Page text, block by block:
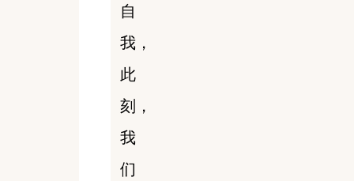
自
我，
此
刻，
我
们